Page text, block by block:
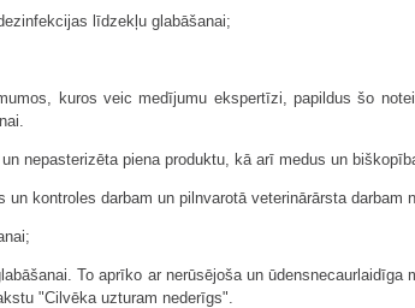
līdzekļu glabāšanai;
kuros veic medījumu ekspertīzi, papildus šo
nepasterizēta piena produktu, kā arī medus un
kontroles darbam un pilnvarotā veterinārārsta darbam
To aprīko ar nerūsējoša un
"Cilvēka uzturam nederīgs".